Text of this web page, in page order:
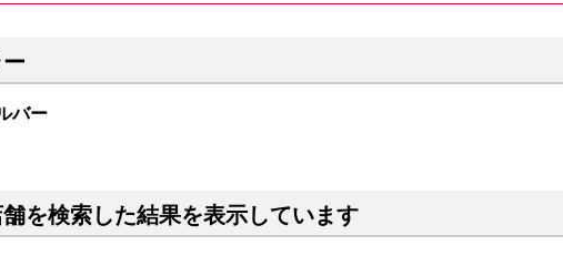
バー
を検索した結果を表示しています